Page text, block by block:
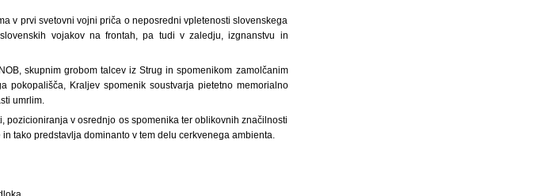
v prvi svetovni vojni priča o neposredni vpletenosti slovenskega
vojakov na frontah, pa tudi v zaledju, izgnanstvu in
skupnim grobom talcev iz Strug in spomenikom zamolčanim
Kraljev spomenik soustvarja pietetno memorialno
umrlim.
v osrednjo os spomenika ter oblikovnih značilnosti
tako predstavlja dominanto v tem delu cerkvenega ambienta.